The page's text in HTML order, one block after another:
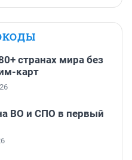
странах мира без
карт
ВО и СПО в первый